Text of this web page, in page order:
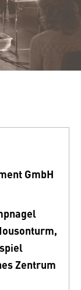
GmbH
Zentrum